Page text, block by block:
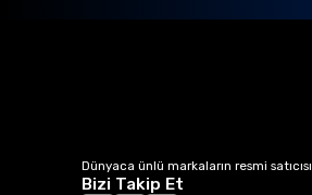
Dünyaca ünlü markaların resmi satıcısı.
Bizi Takip Et